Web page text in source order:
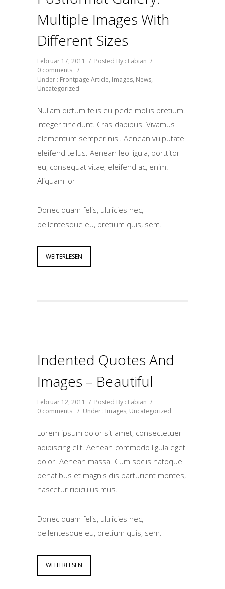
Multiple Images With
Different Sizes
Februar 17, 2011 / Posted By : Fabian /
0 comments /
Under : Frontpage Article, Images, News,
Uncategorized
Nullam dictum felis eu pede mollis pretium.
Integer tincidunt. Cras dapibus. Vivamus
elementum semper nisi. Aenean vulputate
eleifend tellus. Aenean leo ligula, porttitor
eu, consequat vitae, eleifend ac, enim.
Aliquam lor
Donec quam felis, ultricies nec,
pellentesque eu, pretium quis, sem.
WEITERLESEN
Indented Quotes And
Images – Beautiful
Februar 12, 2011 / Posted By : Fabian /
0 comments / Under : Images, Uncategorized
Lorem ipsum dolor sit amet, consectetuer
adipiscing elit. Aenean commodo ligula eget
dolor. Aenean massa. Cum sociis natoque
penatibus et magnis dis parturient montes,
nascetur ridiculus mus.
Donec quam felis, ultricies nec,
pellentesque eu, pretium quis, sem.
WEITERLESEN